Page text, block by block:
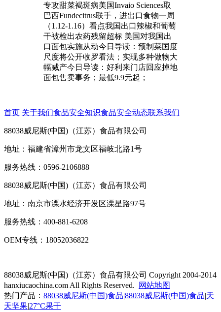
专攻甜菜褐斑病美国Invaio Sciences取
巴西Fundecitrus联手，进出口食物一周
（1.12-1.16）看点我国出口辣椒和葡萄
干被检出农药残留超标 美国对我国出
口面包实施从动今日导读：预制菜国度
尺度将公开收罗看法；实现多种做物大
幅减产今日导读：好利来门店回应掉地
面包售卖事务；最低9.9元起；
首页 关于我们食品安全知识食品安全动态联系我们
88038威尼斯(中国)（江苏）食品有限公司
地址：福建省漳州市龙文区福岐北路1号
服务热线：0596-2106888
88038威尼斯(中国)（江苏）食品有限公司
地址：南京市溧水经济开发区溧星路97号
服务热线：400-881-6208
OEM专线：18052036822
88038威尼斯(中国)（江苏）食品有限公司 Copyright 2004-2014
hanxiucaochina.com All Rights Reserved.
网站地图
热门产品： 88038威尼斯(中国)食品|88038威尼斯(中国)食品|天
天坚果|27°C果干